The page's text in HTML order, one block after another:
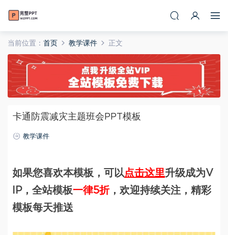
当前位置： 首页 教学课件 正文
卡通防震减灾主题班会PPT模板
教学课件
如果您喜欢本模板，可以点击这里升级成为V
IP，全站模板一律5折，欢迎持续关注，精彩
模板每天推送